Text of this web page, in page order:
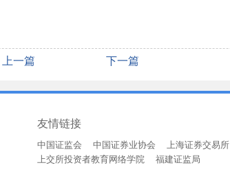
上一篇 下一篇
友情链接
中国证监会 中国证券业协会 上海证券交易所
上交所投资者教育网络学院
福建证监局